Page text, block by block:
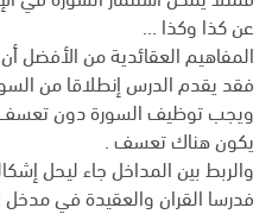
عن كذا وكذا …
المفاهيم العقائدية من الأفضل
فقد يقدم الدرس إنطلاقا من
ويجب توظيف السورة دون تعسف
يكون هناك تعسف .
والربط بين المداخل جاء ليحل
فدرسا القران والعقيدة في مدخل